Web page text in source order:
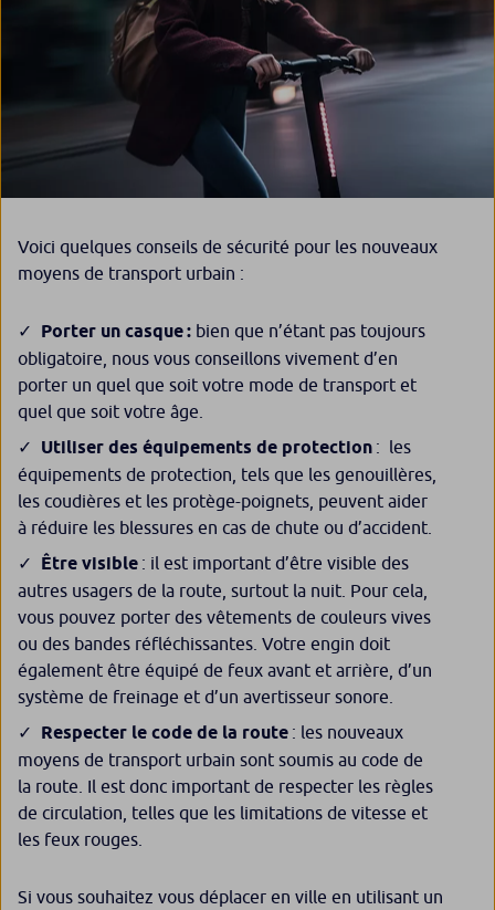
Voici quelques conseils de sécurité pour les nouveaux
moyens de transport urbain :
Porter un casque : bien que n’étant pas toujours
obligatoire, nous vous conseillons vivement d’en
porter un quel que soit votre mode de transport et
quel que soit votre âge.
Utiliser des équipements de protection : les
équipements de protection, tels que les genouillères,
les coudières et les protège-poignets, peuvent aider
à réduire les blessures en cas de chute ou d’accident.
Être visible : il est important d’être visible des
autres usagers de la route, surtout la nuit. Pour cela,
vous pouvez porter des vêtements de couleurs vives
ou des bandes réfléchissantes. Votre engin doit
également être équipé de feux avant et arrière, d’un
système de freinage et d’un avertisseur sonore.
Respecter le code de la route : les nouveaux
moyens de transport urbain sont soumis au code de
la route. Il est donc important de respecter les règles
de circulation, telles que les limitations de vitesse et
les feux rouges.
Si vous souhaitez vous déplacer en ville en utilisant un